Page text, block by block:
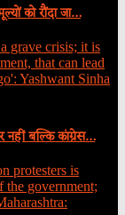
को रौंदा जा…
बल्कि कांग्रेस…